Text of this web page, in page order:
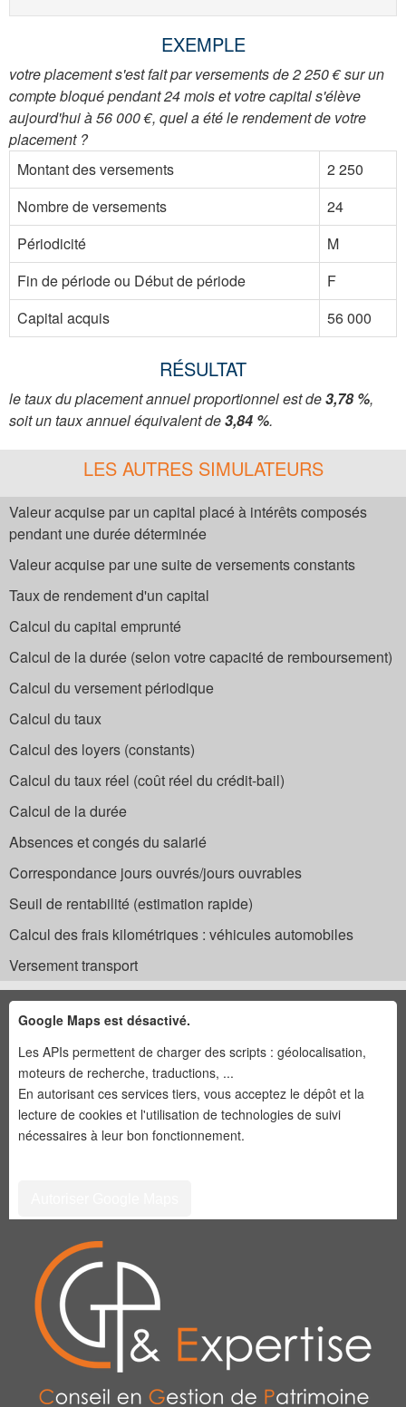
EXEMPLE
votre placement s'est fait par versements de 2 250 € sur un
compte bloqué pendant 24 mois et votre capital s'élève
aujourd'hui à 56 000 €, quel a été le rendement de votre
placement ?
Montant des versements
2 250
Nombre de versements
24
Périodicité
M
Fin de période ou Début de période
F
Capital acquis
56 000
RÉSULTAT
le taux du placement annuel proportionnel est de3,78 %,
soit un taux annuel équivalent de3,84 %.
LES AUTRES SIMULATEURS
Valeur acquise par un capital placé à intérêts composés
pendant une durée déterminée
Valeur acquise par une suite de versements constants
Taux de rendement d'un capital
Calcul du capital emprunté
Calcul de la durée (selon votre capacité de remboursement)
Calcul du versement périodique
Calcul du taux
Calcul des loyers (constants)
Calcul du taux réel (coût réel du crédit-bail)
Calcul de la durée
Absences et congés du salarié
Correspondance jours ouvrés/jours ouvrables
Seuil de rentabilité (estimation rapide)
Calcul des frais kilométriques : véhicules automobiles
Versement transport
Google Maps est désactivé.
Les APIs permettent de charger des scripts : géolocalisation,
moteurs de recherche, traductions, ...
En autorisant ces services tiers, vous acceptez le dépôt et la
lecture de cookies et l'utilisation de technologies de suivi
nécessaires à leur bon fonctionnement.